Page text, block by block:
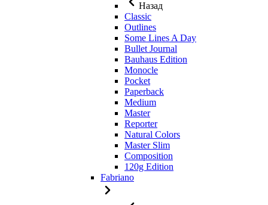
Назад
Classic
Outlines
Some Lines A Day
Bullet Journal
Bauhaus Edition
Monocle
Pocket
Paperback
Medium
Master
Reporter
Natural Colors
Master Slim
Composition
120g Edition
Fabriano